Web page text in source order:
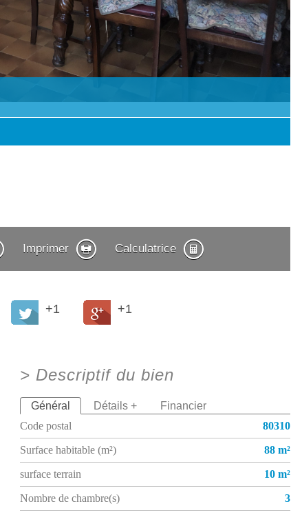
Imprimer Calculatrice
+1 +1
> Descriptif du bien
Général Détails + Financier
Code postal
80310
Surface habitable (m²)
88 m²
surface terrain
10 m²
Nombre de chambre(s)
3